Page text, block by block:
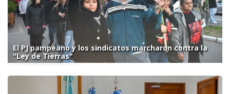
El PJ pampeano y los sindicatos marcharon contra la
"Ley de Tierras"